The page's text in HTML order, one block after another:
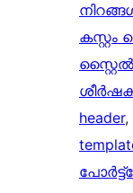
കസ്റ്റം
സ്റ്റൈൽ
header,